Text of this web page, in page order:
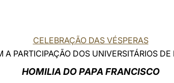
CELEBRAÇÃO DAS VÉSPERAS
A PARTICIPAÇÃO DOS UNIVERSITÁRIOS DE
HOMILIA DO PAPA FRANCISCO